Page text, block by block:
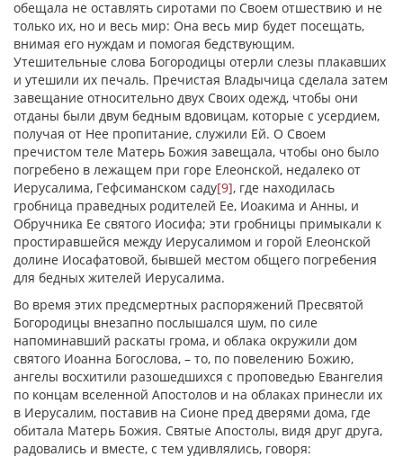
обещала не оставлять сиротами по Своем отшествию и не
только их, но и весь мир: Она весь мир будет посещать,
внимая его нуждам и помогая бедствующим.
Утешительные слова Богородицы отерли слезы плакавших
и утешили их печаль. Пречистая Владычица сделала затем
завещание относительно двух Своих одежд, чтобы они
отданы были двум бедным вдовицам, которые с усердием,
получая от Нее пропитание, служили Ей. О Своем
пречистом теле Матерь Божия завещала, чтобы оно было
погребено в лежащем при горе Елеонской, недалеко от
Иерусалима, Гефсиманском саду[9], где находилась
гробница праведных родителей Ее, Иоакима и Анны, и
Обручника Ее святого Иосифа; эти гробницы примыкали к
простиравшейся между Иерусалимом и горой Елеонской
долине Иосафатовой, бывшей местом общего погребения
для бедных жителей Иерусалима.
Во время этих предсмертных распоряжений Пресвятой
Богородицы внезапно послышался шум, по силе
напоминавший раскаты грома, и облака окружили дом
святого Иоанна Богослова, – то, по повелению Божию,
ангелы восхитили разошедшихся с проповедью Евангелия
по концам вселенной Апостолов и на облаках принесли их
в Иерусалим, поставив на Сионе пред дверями дома, где
обитала Матерь Божия. Святые Апостолы, видя друг друга,
радовались и вместе, с тем удивлялись, говоря: